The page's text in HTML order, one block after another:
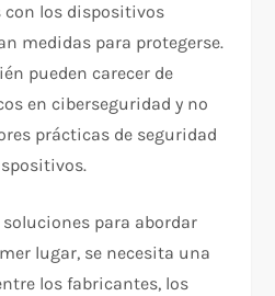
con los dispositivos
medidas para protegerse.
pueden carecer de
en ciberseguridad y no
prácticas de seguridad
para abordar
lugar, se necesita una
los fabricantes, los